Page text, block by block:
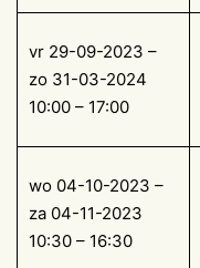
vr 29-09-2023 –
zo 31-03-2024
10:00 – 17:00
wo 04-10-2023 –
za 04-11-2023
10:30 – 16:30